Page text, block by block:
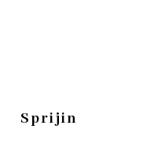
Sprijin